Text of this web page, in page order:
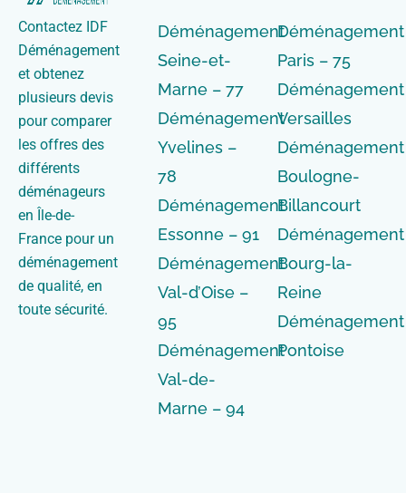
Contactez IDF
Déménagement
et obtenez
plusieurs devis
pour comparer
les offres des
différents
déménageurs
en Île-de-
France pour un
déménagement
de qualité, en
toute sécurité.
Déménagement
Seine-et-
Marne – 77
Déménagement
Yvelines –
78
Déménagement
Essonne – 91
Déménagement
Val-d’Oise –
95
Déménagement
Val-de-
Marne – 94
Déménagement
Paris – 75
Déménagement
Versailles
Déménagement
Boulogne-
Billancourt
Déménagement
Bourg-la-
Reine
Déménagement
Pontoise